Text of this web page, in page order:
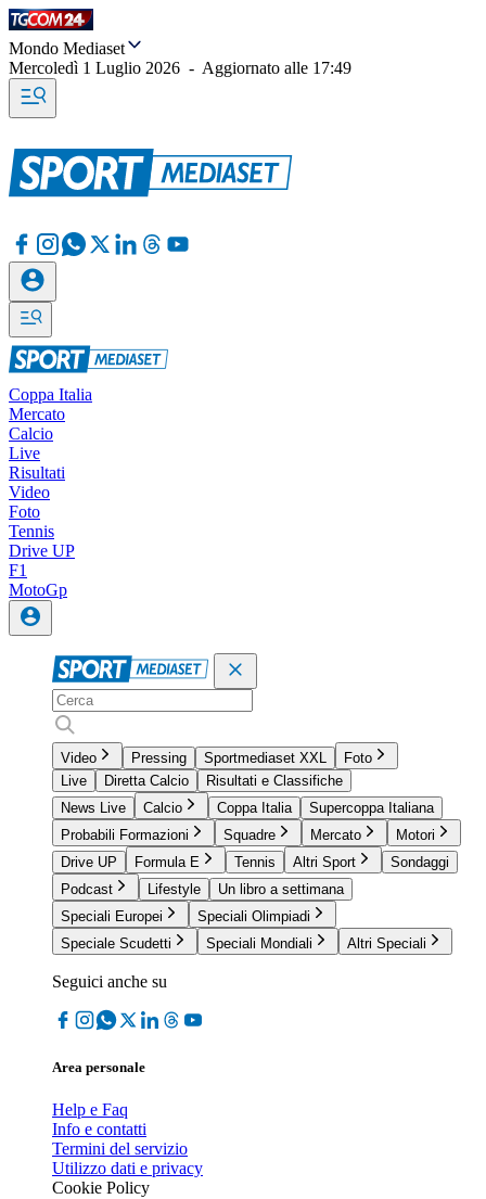
Mondo Mediaset
Mercoledì 1 Luglio 2026 - Aggiornato alle 17:49
Coppa Italia
Mercato
Calcio
Live
Risultati
Video
Foto
Tennis
Drive UP
F1
MotoGp
Video Pressing Sportmediaset XXL
Foto
Live
Diretta Calcio
Risultati e Classifiche
News Live
Calcio Coppa Italia
Supercoppa Italiana
Probabili Formazioni
Squadre Mercato
Motori
Drive UP
Formula E Tennis Altri Sport
Sondaggi
Podcast
Lifestyle
Un libro a settimana
Speciali Europei
Speciali Olimpiadi
Speciale Scudetti
Speciali Mondiali Altri Speciali
Seguici anche su
Area personale
Help e Faq
Info e contatti
Termini del servizio
Utilizzo dati e privacy
Cookie Policy